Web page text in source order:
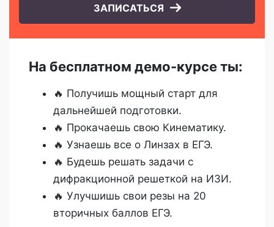
ЗАПИСАТЬСЯ
На бесплатном демо-курсе ты:
🔥 Получишь мощный старт для
дальнейшей подготовки.
🔥 Прокачаешь свою Кинематику.
🔥 Узнаешь все о Линзах в ЕГЭ.
🔥 Будешь решать задачи с
дифракционной решеткой на ИЗИ.
🔥 Улучшишь свои резы на 20
вторичных баллов ЕГЭ.